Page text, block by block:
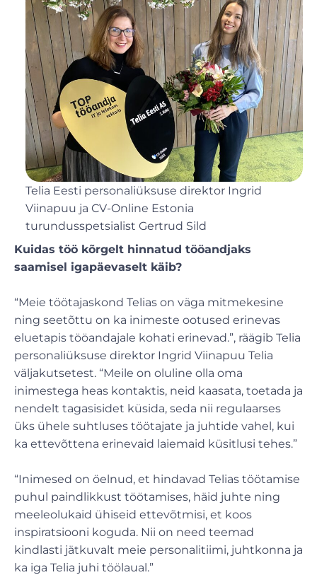
Telia Eesti personaliüksuse direktor Ingrid
Viinapuu ja CV-Online Estonia
turundusspetsialist Gertrud Sild
Kuidas töö kõrgelt hinnatud tööandjaks
saamisel igapäevaselt käib?
“Meie töötajaskond Telias on väga mitmekesine
ning seetõttu on ka inimeste ootused erinevas
eluetapis tööandajale kohati erinevad.”, räägib Telia
personaliüksuse direktor Ingrid Viinapuu Telia
väljakutsetest. “Meile on oluline olla oma
inimestega heas kontaktis, neid kaasata, toetada ja
nendelt tagasisidet küsida, seda nii regulaarses
üks ühele suhtluses töötajate ja juhtide vahel, kui
ka ettevõttena erinevaid laiemaid küsitlusi tehes.”
“Inimesed on öelnud, et hindavad Telias töötamise
puhul paindlikkust töötamises, häid juhte ning
meeleolukaid ühiseid ettevõtmisi, et koos
inspiratsiooni koguda. Nii on need teemad
kindlasti jätkuvalt meie personalitiimi, juhtkonna ja
ka iga Telia juhi töölaual.”